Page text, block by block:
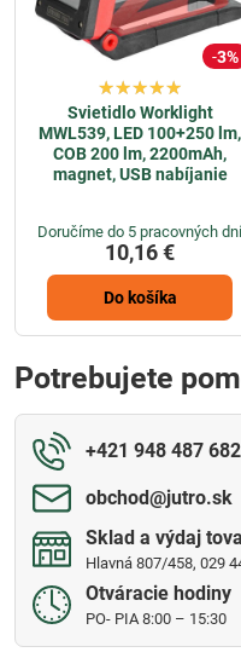
3%
Svietidlo Worklight
MWL539, LED 100+250 lm,
COB 200 lm, 2200mAh,
magnet, USB nabíjanie
Doručíme do 5 pracovných dní
10,16 €
Do košíka
Potrebujete
+421 948 487 682
obchod​@jutro​.sk
Sklad a výdaj
Hlavná 807/458, 029
Otváracie hodiny
PO- PIA 8:00 – 15:30